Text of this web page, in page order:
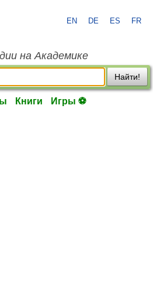
EN DE ES FR
на Академике
Найти!
Книги Игры ⚽